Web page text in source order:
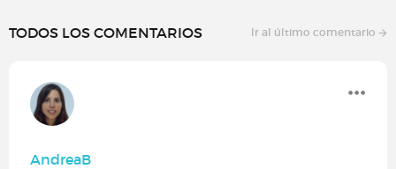
TODOS LOS COMENTARIOS Ir al último comentario
AndreaB